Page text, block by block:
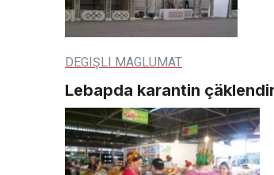
DEGIŞLI MAGLUMAT
Lebapda karantin